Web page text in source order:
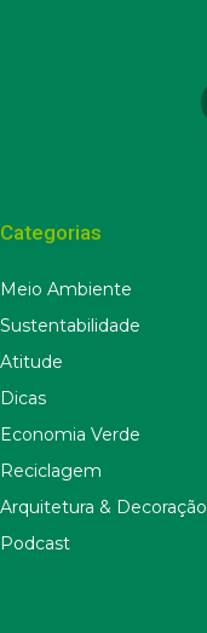
Categorias
Meio Ambiente
Sustentabilidade
Atitude
Dicas
Economia Verde
Reciclagem
Arquitetura & Decoração
Podcast